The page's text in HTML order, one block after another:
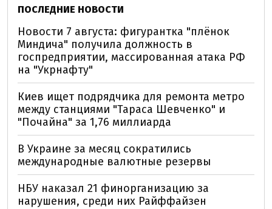
ПОСЛЕДНИЕ НОВОСТИ
Новости 7 августа: фигурантка "плёнок
Миндича" получила должность в
госпредприятии, массированная атака РФ
на "Укрнафту"
Киев ищет подрядчика для ремонта метро
между станциями "Тараса Шевченко" и
"Почайна" за 1,76 миллиарда
В Украине за месяц сократились
международные валютные резервы
НБУ наказал 21 финорганизацию за
нарушения, среди них Райффайзен